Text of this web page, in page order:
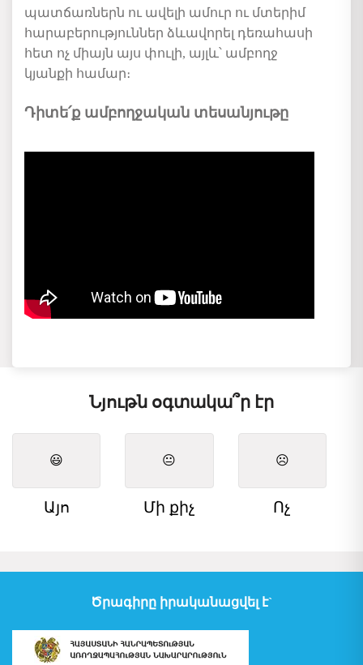
պատճառներն ու ավելի ամուր ու մտերիմ
հարաբերություններ ձևավորել դեռահասի
հետ ոչ միայն այս փուլի, այլև՝ ամբողջ
կյանքի համար։
Դիտե՛ք ամբողջական տեսանյութը
Նյութն օգտակա՞ր էր
😃
Այո
😐
Մի քիչ
☹️
Ոչ
Ծրագիրը իրականացվել է`